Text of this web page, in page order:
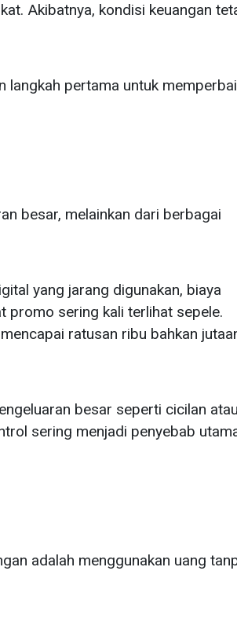
Akibatnya, kondisi keuangan
langkah pertama untuk
besar, melainkan dari berbagai
yang jarang digunakan, biaya
promo sering kali terlihat sepele.
ratusan ribu bahkan
besar seperti cicilan atau
sering menjadi penyebab
adalah menggunakan uang